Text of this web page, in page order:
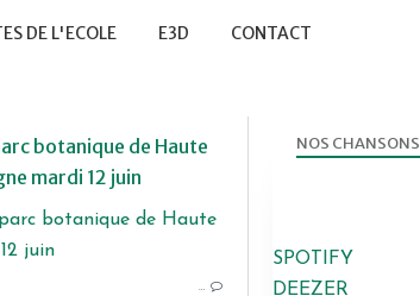
DE L'ECOLE E3D CONTACT
2017-2018
botanique de Haute
mardi 12 juin
…
NOS CHANSONS
SPOTIFY
DEEZER